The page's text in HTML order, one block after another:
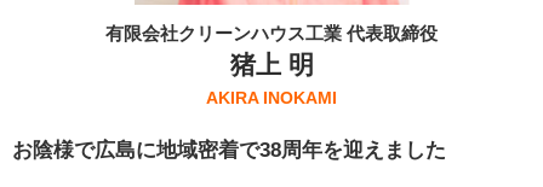
有限会社クリーンハウス工業 代表取締役
猪上 明
AKIRA INOKAMI
お陰様で広島に地域密着で38周年を迎えました